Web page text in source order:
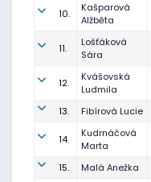
10.
Kašparová
Alžběta
11.
Lošťáková
Sára
12.
Kvášovská
Ludmila
13. Fibírová Lucie
14.
Kudrnáčová
Marta
15. Malá Anežka